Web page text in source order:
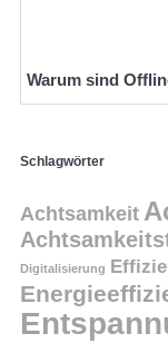
Warum sind
Schlagwörter
Achtsamkeit
Digitalisierung